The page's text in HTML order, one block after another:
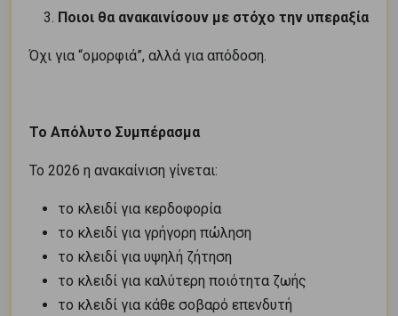
Ποιοι θα ανακαινίσουν με στόχο την υπεραξία
Όχι για “ομορφιά”, αλλά για απόδοση.
Το Απόλυτο Συμπέρασμα
Το 2026 η ανακαίνιση γίνεται:
το κλειδί για κερδοφορία
το κλειδί για γρήγορη πώληση
το κλειδί για υψηλή ζήτηση
το κλειδί για καλύτερη ποιότητα ζωής
το κλειδί για κάθε σοβαρό επενδυτή